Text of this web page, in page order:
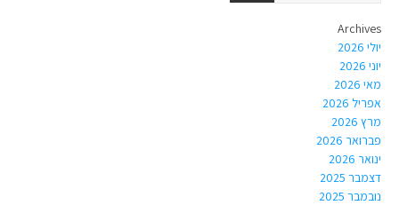
Archives
יולי 2026
יוני 2026
מאי 2026
אפריל 2026
מרץ 2026
פברואר 2026
ינואר 2026
דצמבר 2025
נובמבר 2025